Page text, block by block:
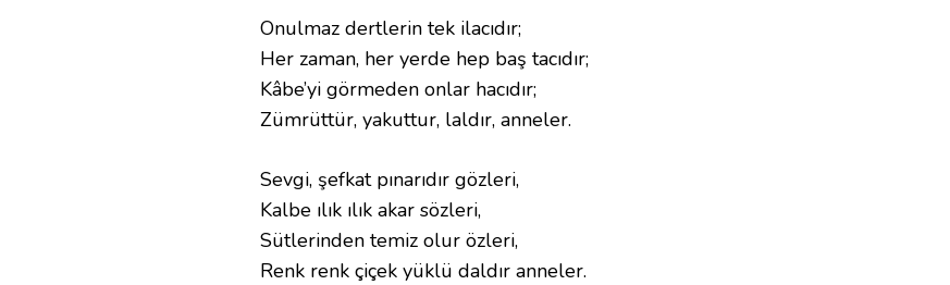
Onulmaz dertlerin tek ilacıdır;
Her zaman, her yerde hep baş tacıdır;
Kâbe’yi görmeden onlar hacıdır;
Zümrüttür, yakuttur, laldır, anneler.
Sevgi, şefkat pınarıdır gözleri,
Kalbe ılık ılık akar sözleri,
Sütlerinden temiz olur özleri,
Renk renk çiçek yüklü daldır anneler.